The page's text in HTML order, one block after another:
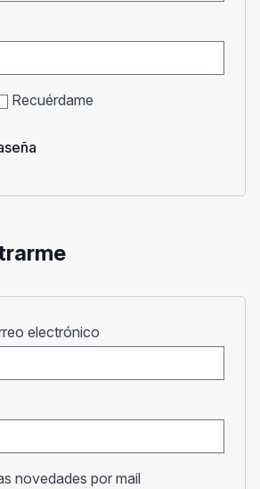
Recuérdame
electrónico
novedades por mail